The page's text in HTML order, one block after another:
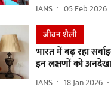
IANS 05 Feb 2026
जीवन शैली
भारत में बढ़ रहा
इन लक्षणों को
IANS 18 Jan 2026